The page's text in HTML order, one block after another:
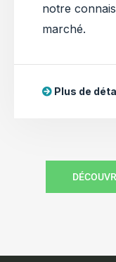
notre
marché.
Plus de